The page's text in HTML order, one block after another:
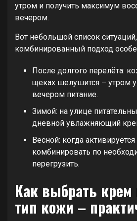
утром и получить максимум
вечером.
Вот небольшой список
комбинированный подход
После долгого перелёта:
щеках шелушится – утром
вечером питание.
Зимой: на улице
дневной увлажняющий
Весной: когда
комбинировать по
перегрузить.
Как выбрать крем
тип кожи –